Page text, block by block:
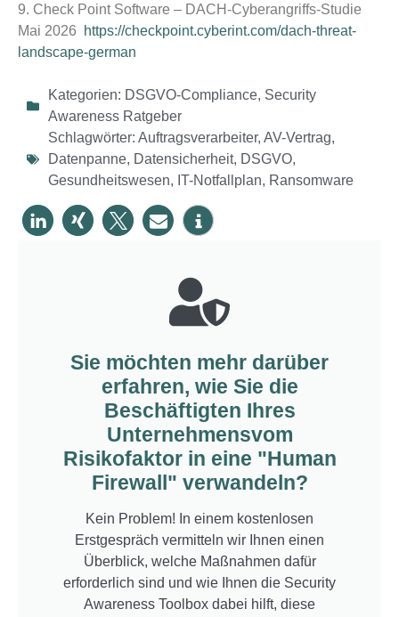
9. Check Point Software – DACH-Cyberangriffs-Studie
Mai 2026
https://checkpoint.cyberint.com/dach-threat-
landscape-german
Kategorien: DSGVO-Compliance, Security
Awareness Ratgeber
Schlagwörter: Auftragsverarbeiter, AV-Vertrag,
Datenpanne, Datensicherheit, DSGVO,
Gesundheitswesen, IT-Notfallplan, Ransomware
Sie möchten mehr darüber
erfahren, wie Sie die
Beschäftigten Ihres
Unternehmensvom
Risikofaktor in eine "Human
Firewall" verwandeln?
Kein Problem! In einem kostenlosen
Erstgespräch vermitteln wir Ihnen einen
Überblick, welche Maßnahmen dafür
erforderlich sind und wie Ihnen die Security
Awareness Toolbox dabei hilft, diese